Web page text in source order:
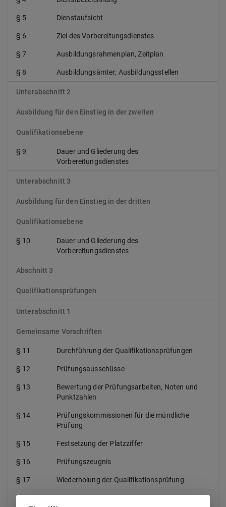
§ 5 Dienstaufsicht
§ 6 Ziel des Vorbereitungsdienstes
§ 7 Ausbildungsrahmenplan, Zeitplan
§ 8 Ausbildungsämter; Ausbildungsstellen
Unterabschnitt 2
Ausbildung für den Einstieg in der zweiten
Qualifikationsebene
§ 9
Dauer und Gliederung des
Vorbereitungsdienstes
Unterabschnitt 3
Ausbildung für den Einstieg in der dritten
Qualifikationsebene
§ 10
Dauer und Gliederung des
Vorbereitungsdienstes
Abschnitt 3
Qualifikationsprüfungen
Unterabschnitt 1
Gemeinsame Vorschriften
§ 11 Durchführung der Qualifikationsprüfungen
§ 12 Prüfungsausschüsse
§ 13
Bewertung der Prüfungsarbeiten, Noten und
Punktzahlen
§ 14
Prüfungskommissionen für die mündliche
Prüfung
§ 15 Festsetzung der Platzziffer
§ 16 Prüfungszeugnis
§ 17 Wiederholung der Qualifikationsprüfung